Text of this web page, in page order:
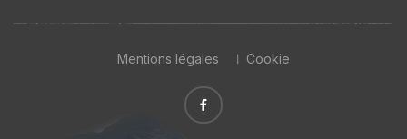
Mentions légales Cookie